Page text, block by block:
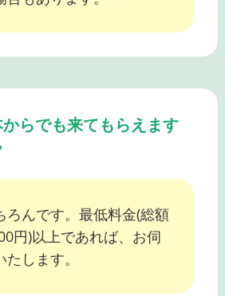
らでも来てもらえます
ろんです。最低料金(総額
円)以上であれば、お伺
たします。